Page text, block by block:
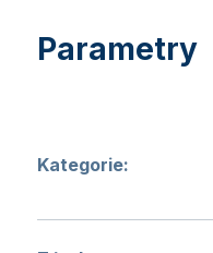
Kategorie: